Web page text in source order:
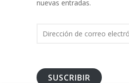
nuevas entradas.
c
SUSCRIBIR